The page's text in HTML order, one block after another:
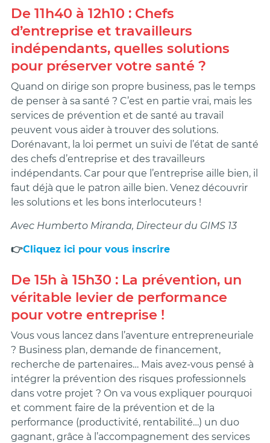
De 11h40 à 12h10 : Chefs
d’entreprise et travailleurs
indépendants, quelles solutions
pour préserver votre santé ?
Quand on dirige son propre business, pas le temps
de penser à sa santé ? C’est en partie vrai, mais les
services de prévention et de santé au travail
peuvent vous aider à trouver des solutions.
Dorénavant, la loi permet un suivi de l’état de santé
des chefs d’entreprise et des travailleurs
indépendants. Car pour que l’entreprise aille bien, il
faut déjà que le patron aille bien. Venez découvrir
les solutions et les bons interlocuteurs !
Avec Humberto Miranda, Directeur du GIMS 13
👉Cliquez ici pour vous inscrire
De 15h à 15h30 : La prévention, un
véritable levier de performance
pour votre entreprise !
Vous vous lancez dans l’aventure entrepreneuriale
? Business plan, demande de financement,
recherche de partenaires… Mais avez-vous pensé à
intégrer la prévention des risques professionnels
dans votre projet ? On va vous expliquer pourquoi
et comment faire de la prévention et de la
performance (productivité, rentabilité…) un duo
gagnant, grâce à l’accompagnement des services